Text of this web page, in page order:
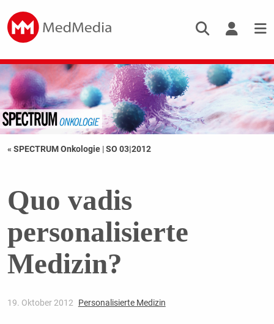
« SPECTRUM Onkologie |SO 03|2012
Quo vadis
personalisierte
Medizin?
19. Oktober 2012 Personalisierte Medizin